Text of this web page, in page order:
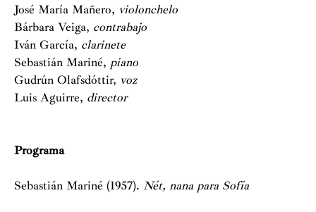
José María Mañero, violonchelo
Bárbara Veiga, contrabajo
Iván García, clarinete
Sebastián Mariné, piano
Gudrún Olafsdóttir, voz
Luis Aguirre, director
Programa
Sebastián Mariné (1957). Nét, nana para Sofía